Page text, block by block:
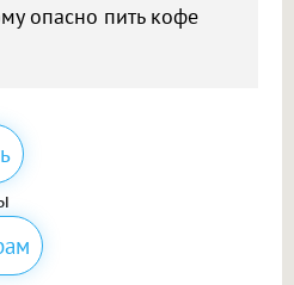
опасно пить кофе